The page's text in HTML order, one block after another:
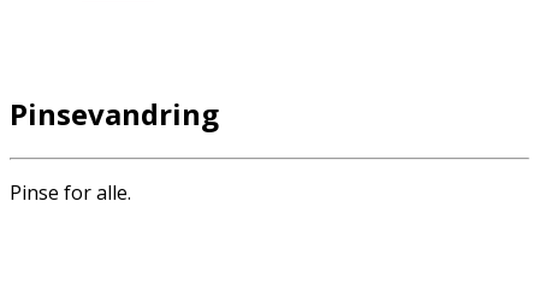
Pinsevandring
Pinse for alle.